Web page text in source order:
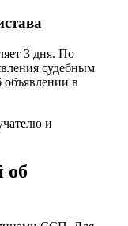
3 дня. По
судебным
объявлении в
и
об